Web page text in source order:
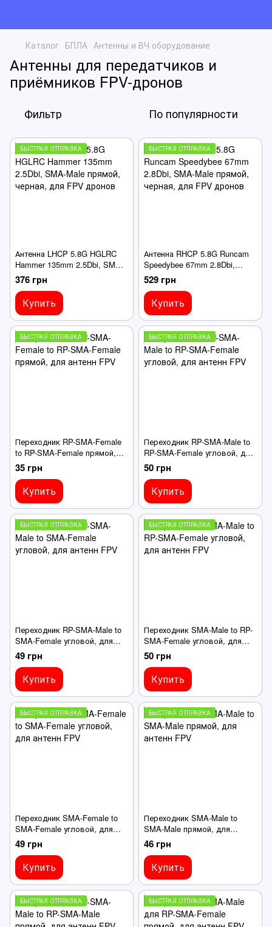
Каталог БПЛА Антенны и ВЧ оборудование
Антенны для передатчиков и
приёмников FPV-дронов
Фильтр По популярности
БЫСТРАЯ ОТПРАВКА
Антенна LHCP 5.8G HGLRC
Hammer 135mm 2.5Dbi, SMA-
Male прямой, черная, для
FPV дронов
376 грн
Купить
БЫСТРАЯ ОТПРАВКА
Антенна RHCP 5.8G Runcam
Speedybee 67mm 2.8Dbi,
SMA-Male прямой, черная,
для FPV дронов
529 грн
Купить
БЫСТРАЯ ОТПРАВКА
Переходник RP-SMA-Female
to RP-SMA-Female прямой,
для антенн FPV
35 грн
Купить
БЫСТРАЯ ОТПРАВКА
Переходник RP-SMA-Male to
RP-SMA-Female угловой, для
антенн FPV
50 грн
Купить
БЫСТРАЯ ОТПРАВКА
Переходник RP-SMA-Male to
SMA-Female угловой, для
антенн FPV
49 грн
Купить
БЫСТРАЯ ОТПРАВКА
Переходник SMA-Male to RP-
SMA-Female угловой, для
антенн FPV
50 грн
Купить
БЫСТРАЯ ОТПРАВКА
Переходник SMA-Female to
SMA-Female угловой, для
антенн FPV
49 грн
Купить
БЫСТРАЯ ОТПРАВКА
Переходник SMA-Male to
SMA-Male прямой, для
антенн FPV
46 грн
Купить
БЫСТРАЯ ОТПРАВКА БЫСТРАЯ ОТПРАВКА